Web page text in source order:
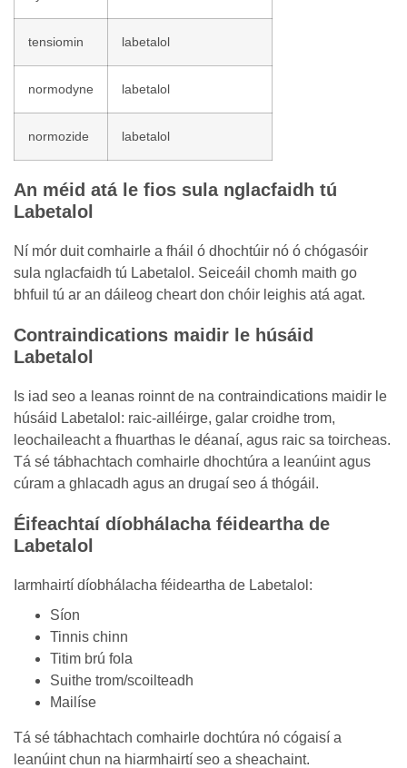
tensiomin labetalol
normodyne labetalol
normozide labetalol
An méid atá le fios sula nglacfaidh tú
Labetalol
Ní mór duit comhairle a fháil ó dhochtúir nó ó chógasóir
sula nglacfaidh tú Labetalol. Seiceáil chomh maith go
bhfuil tú ar an dáileog cheart don chóir leighis atá agat.
Contraindications maidir le húsáid
Labetalol
Is iad seo a leanas roinnt de na contraindications maidir le
húsáid Labetalol: raic-ailléirge, galar croidhe trom,
leochaileacht a fhuarthas le déanaí, agus raic sa toircheas.
Tá sé tábhachtach comhairle dhochtúra a leanúint agus
cúram a ghlacadh agus an drugaí seo á thógáil.
Éifeachtaí díobhálacha féideartha de
Labetalol
Iarmhairtí díobhálacha féideartha de Labetalol:
Síon
Tinnis chinn
Titim brú fola
Suithe trom/scoilteadh
Mailíse
Tá sé tábhachtach comhairle dochtúra nó cógaisí a
leanúint chun na hiarmhairtí seo a sheachaint.